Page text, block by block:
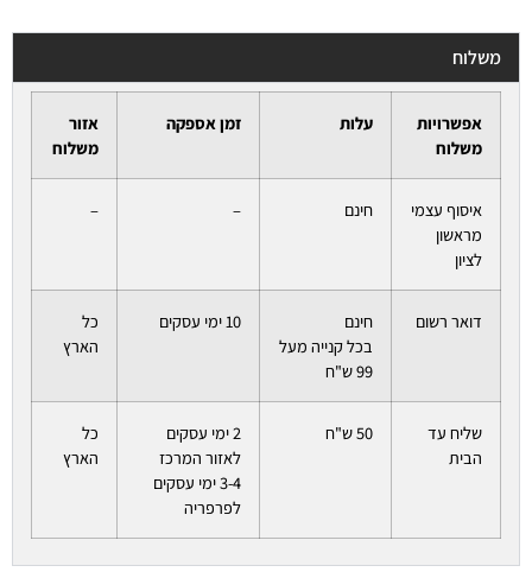
משלוח
אפשרויות
משלוח
עלות זמן אספקה
אזור
משלוח
איסוף עצמי
מראשון
לציון
חינם –
–
דואר רשום
חינם
בכל קנייה מעל
99 ש"ח
10 ימי עסקים
כל
הארץ
שליח עד
הבית
50 ש"ח
2 ימי עסקים
לאזור המרכז
3-4 ימי עסקים
לפרפריה
כל
הארץ